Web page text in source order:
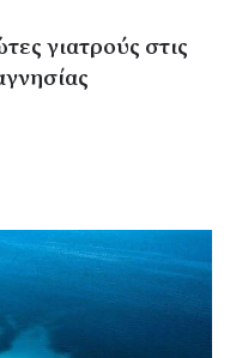
γιατρούς στις